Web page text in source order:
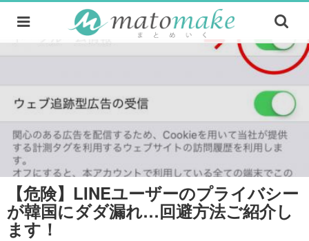
【危険】LINEユーザーのプライバシー
が韓国にダダ漏れ…回避方法ご紹介し
ます！